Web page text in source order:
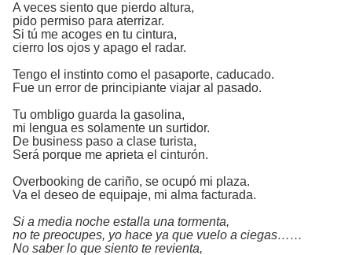
A veces siento que pierdo altura,
pido permiso para aterrizar.
Si tú me acoges en tu cintura,
cierro los ojos y apago el radar.
Tengo el instinto como el pasaporte, caducado.
Fue un error de principiante viajar al pasado.
Tu ombligo guarda la gasolina,
mi lengua es solamente un surtidor.
De business paso a clase turista,
Será porque me aprieta el cinturón.
Overbooking de cariño, se ocupó mi plaza.
Va el deseo de equipaje, mi alma facturada.
Si a media noche estalla una tormenta,
no te preocupes, yo hace ya que vuelo a ciegas……
No saber lo que siento te revienta,